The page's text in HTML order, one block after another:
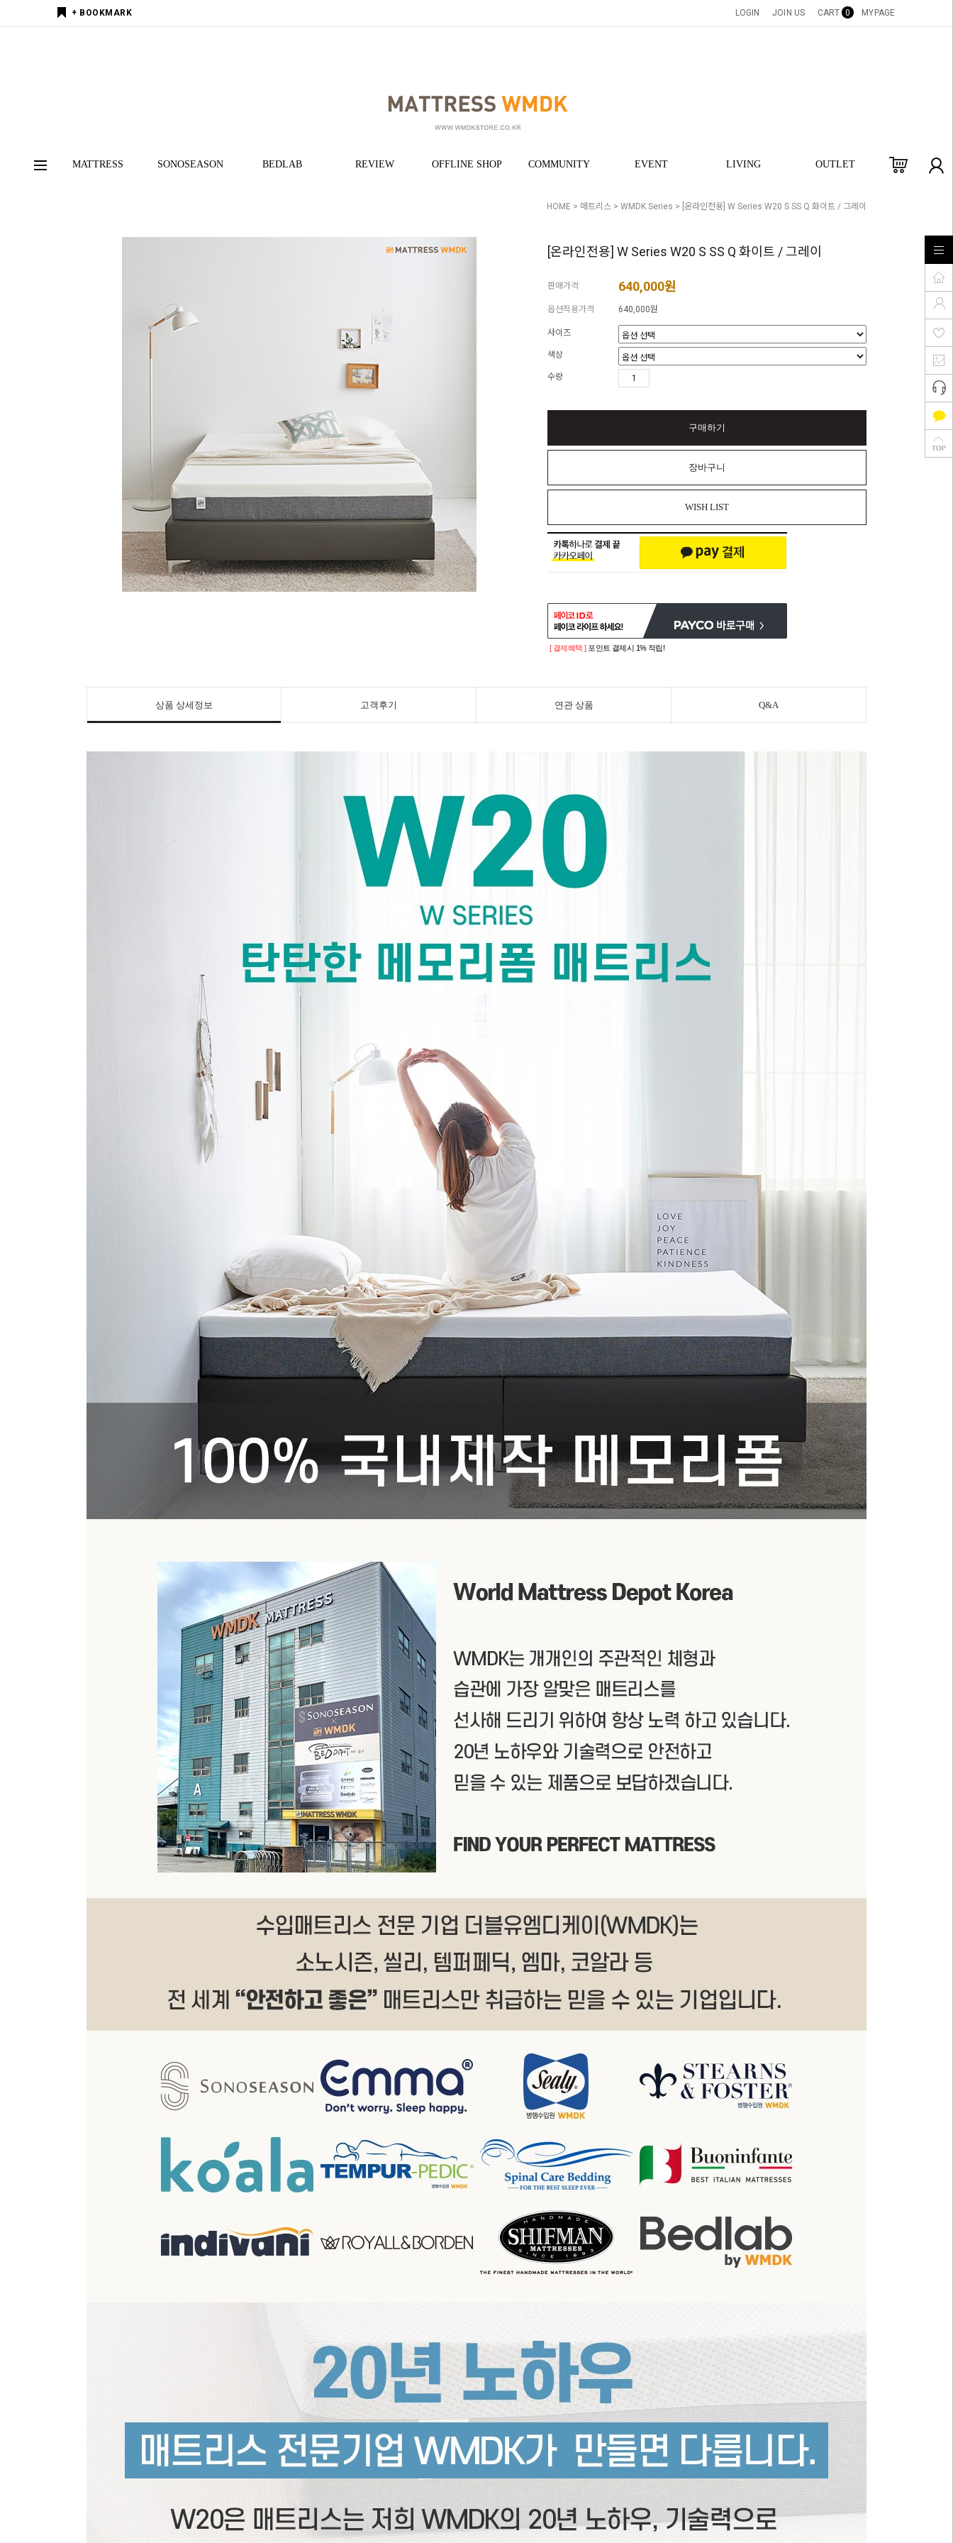
+ BOOKMARK LOGIN JOIN US CART 0 MYPAGE
MATTRESS SONOSEASON BEDLAB REVIEW OFFLINE SHOP COMMUNITY EVENT LIVING OUTLET
HOME > 매트리스 > WMDK Series > [온라인전용] W Series W20 S SS Q 화이트 / 그레이
[온라인전용] W Series W20 S SS Q 화이트 / 그레이
판매가격 640,000원
옵션적용가격 640,000원
사이즈
색상
수량
구매하기
장바구니
WISH LIST
페이코 ID로 페이코 라
이프 하세요!
PAYCO 바로구매
[ 결제혜택 ] 포인트 결제시 1% 적립!
상품 상세정보 고객후기 연관 상품 Q&A